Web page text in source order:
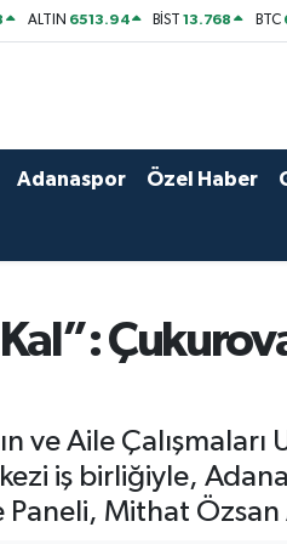
ALTIN 6513.94 BİST13.768 BTC
Adanaspor Özel Haber
ve Aile
iş birliğiyle,
Mithat Özsan